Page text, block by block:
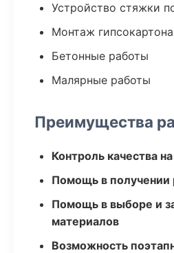
Устройство стяжки
Монтаж гипсокартона
Бетонные работы
Малярные работы
Преимущества
Контроль качества
Помощь в получении
Помощь в выборе и
материалов
Возможность